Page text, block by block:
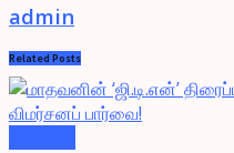
admin
Related Posts